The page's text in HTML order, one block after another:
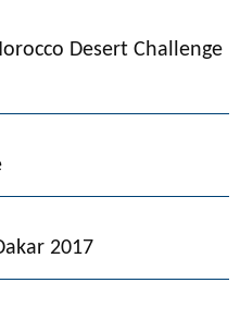
Desert Challenge
2017